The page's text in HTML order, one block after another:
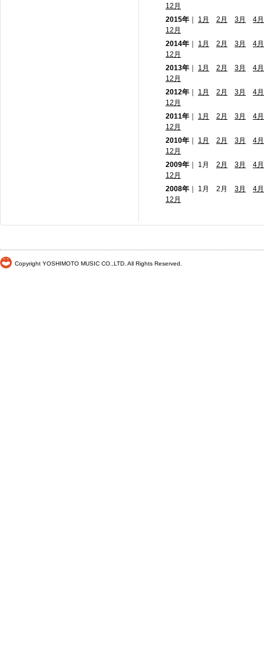
12月
2015年
1月 2月 3月
4月
12月
2014年
1月 2月 3月
4月
12月
2013年
1月 2月 3月
4月
12月
2012年
1月 2月 3月
4月
12月
2011年
1月 2月 3月
4月
12月
2010年
1月 2月 3月
4月
12月
2009年 ｜ 1月 2月 3月
4月
12月
2008年 ｜ 1月 2月 3月
4月
12月
Copyright YOSHIMOTO MUSIC CO.,LTD. All Rights Reserved.